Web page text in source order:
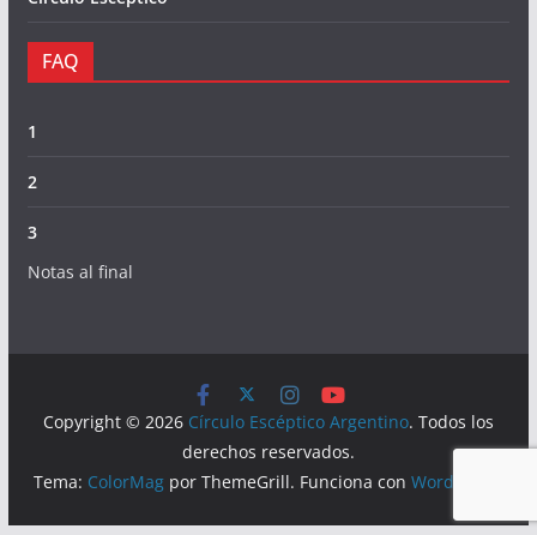
FAQ
1
2
3
Notas al final
Copyright © 2026 Círculo Escéptico Argentino. Todos los
derechos reservados.
Tema: ColorMag por ThemeGrill. Funciona conWordPress